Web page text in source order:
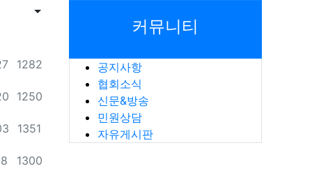
날짜순 정렬
조회
1282
조회
1250
조회
1351
조회
1300
커뮤니티
공지사항
협회소식
신문&방송
민원상담
자유게시판